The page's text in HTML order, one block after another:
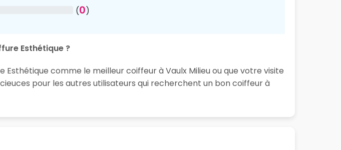
(0)
Esthétique ?
comme le meilleur coiffeur à Vaulx Milieu ou que votre visite
pour les autres utilisateurs qui recherchent un bon coiffeur à